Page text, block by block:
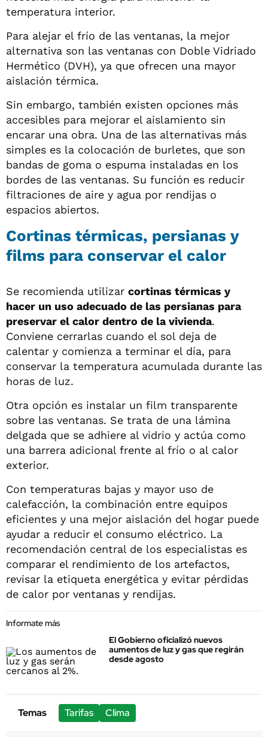
temperatura interior.
Para alejar el frío de las ventanas, la mejor
alternativa son las ventanas con Doble Vidriado
Hermético (DVH), ya que ofrecen una mayor
aislación térmica.
Sin embargo, también existen opciones más
accesibles para mejorar el aislamiento sin
encarar una obra. Una de las alternativas más
simples es la colocación de burletes, que son
bandas de goma o espuma instaladas en los
bordes de las ventanas. Su función es reducir
filtraciones de aire y agua por rendijas o
espacios abiertos.
Cortinas térmicas, persianas y
films para conservar el calor
Se recomienda utilizar cortinas térmicas y
hacer un uso adecuado de las persianas para
preservar el calor dentro de la vivienda.
Conviene cerrarlas cuando el sol deja de
calentar y comienza a terminar el día, para
conservar la temperatura acumulada durante las
horas de luz.
Otra opción es instalar un film transparente
sobre las ventanas. Se trata de una lámina
delgada que se adhiere al vidrio y actúa como
una barrera adicional frente al frío o al calor
exterior.
Con temperaturas bajas y mayor uso de
calefacción, la combinación entre equipos
eficientes y una mejor aislación del hogar puede
ayudar a reducir el consumo eléctrico. La
recomendación central de los especialistas es
comparar el rendimiento de los artefactos,
revisar la etiqueta energética y evitar pérdidas
de calor por ventanas y rendijas.
Informate más
El Gobierno oficializó nuevos
aumentos de luz y gas que regirán
desde agosto
Temas Tarifas Clima